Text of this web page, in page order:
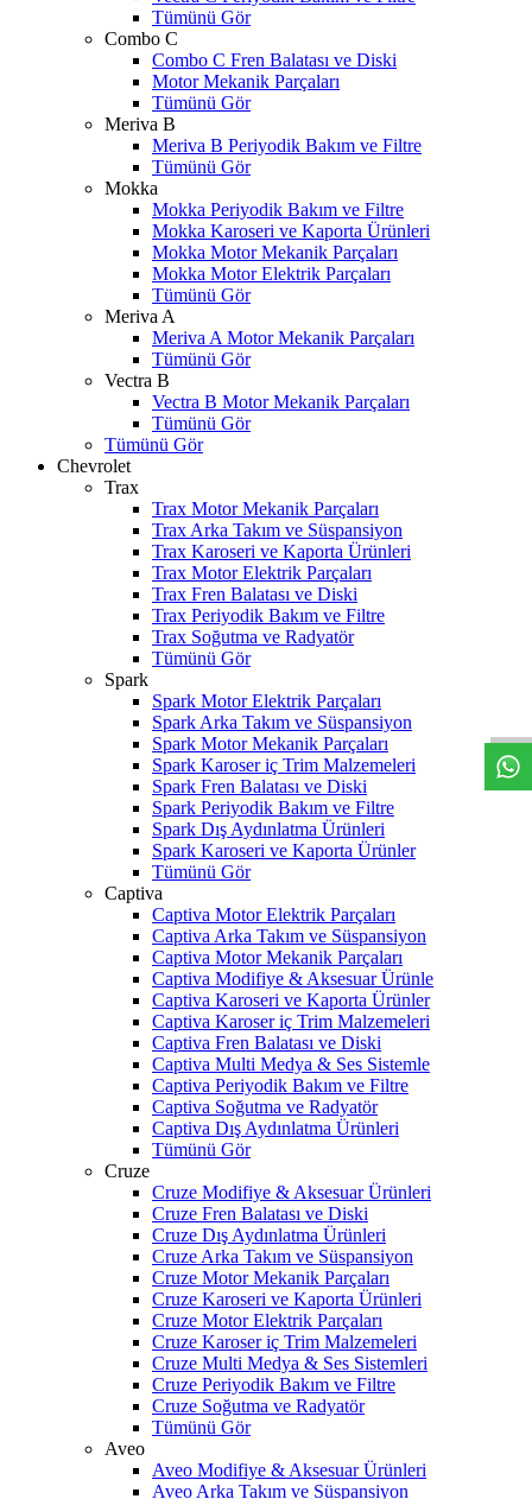
Tümünü Gör
Combo C
Combo C Fren Balatası ve Diski
Motor Mekanik Parçaları
Tümünü Gör
Meriva B
Meriva B Periyodik Bakım ve Filtre
Tümünü Gör
Mokka
Mokka Periyodik Bakım ve Filtre
Mokka Karoseri ve Kaporta Ürünleri
Mokka Motor Mekanik Parçaları
Mokka Motor Elektrik Parçaları
Tümünü Gör
Meriva A
Meriva A Motor Mekanik Parçaları
Tümünü Gör
Vectra B
Vectra B Motor Mekanik Parçaları
Tümünü Gör
Tümünü Gör
Chevrolet
Trax
Trax Motor Mekanik Parçaları
Trax Arka Takım ve Süspansiyon
Trax Karoseri ve Kaporta Ürünleri
Trax Motor Elektrik Parçaları
Trax Fren Balatası ve Diski
Trax Periyodik Bakım ve Filtre
Trax Soğutma ve Radyatör
Tümünü Gör
Spark
Spark Motor Elektrik Parçaları
Spark Arka Takım ve Süspansiyon
Spark Motor Mekanik Parçaları
Spark Karoser iç Trim Malzemeleri
Spark Fren Balatası ve Diski
Spark Periyodik Bakım ve Filtre
Spark Dış Aydınlatma Ürünleri
Spark Karoseri ve Kaporta Ürünler
Tümünü Gör
Captiva
Captiva Motor Elektrik Parçaları
Captiva Arka Takım ve Süspansiyon
Captiva Motor Mekanik Parçaları
Captiva Modifiye & Aksesuar Ürünle
Captiva Karoseri ve Kaporta Ürünler
Captiva Karoser iç Trim Malzemeleri
Captiva Fren Balatası ve Diski
Captiva Multi Medya & Ses Sistemle
Captiva Periyodik Bakım ve Filtre
Captiva Soğutma ve Radyatör
Captiva Dış Aydınlatma Ürünleri
Tümünü Gör
Cruze
Cruze Modifiye & Aksesuar Ürünleri
Cruze Fren Balatası ve Diski
Cruze Dış Aydınlatma Ürünleri
Cruze Arka Takım ve Süspansiyon
Cruze Motor Mekanik Parçaları
Cruze Karoseri ve Kaporta Ürünleri
Cruze Motor Elektrik Parçaları
Cruze Karoser iç Trim Malzemeleri
Cruze Multi Medya & Ses Sistemleri
Cruze Periyodik Bakım ve Filtre
Cruze Soğutma ve Radyatör
Tümünü Gör
Aveo
Aveo Modifiye & Aksesuar Ürünleri
Aveo Arka Takım ve Süspansiyon